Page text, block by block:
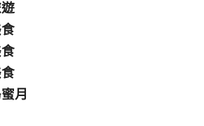
月